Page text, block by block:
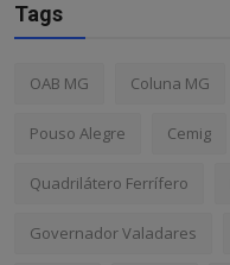
Tags
OAB MG Coluna MG
Pouso Alegre Cemig
Quadrilátero Ferrífero
Governador Valadares